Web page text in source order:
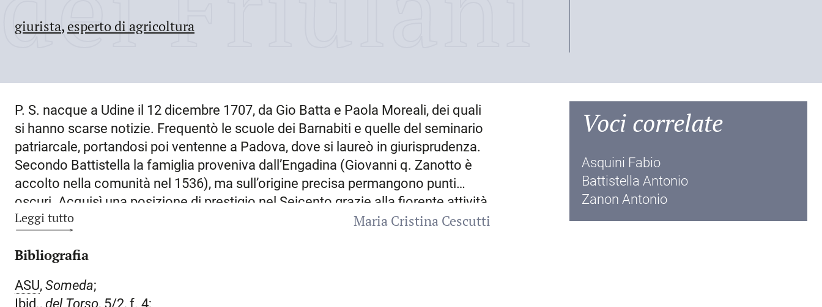
giurista, esperto di agricoltura
P. S. nacque a Udine il 12 dicembre 1707, da Gio Batta e Paola Moreali, dei quali
si hanno scarse notizie. Frequentò le scuole dei Barnabiti e quelle del seminario
patriarcale, portandosi poi ventenne a Padova, dove si laureò in giurisprudenza.
Secondo Battistella la famiglia proveniva dall’Engadina (Giovanni q. Zanotto è
accolto nella comunità nel 1536), ma sull’origine precisa permangono punti
oscuri. Acquisì una posizione di prestigio nel Seicento grazie alla fiorente attività
commerciale (con diversi negozi e spezierie) e alle relazioni civili strette in
professioni. P. divenne infatti uno dei principali avvocati del foro udinese (dagli
difensore di istituti ecclesiastici e delle chiese metropolitane. Nel 1743 sposò
Leggi tutto
Maria Cristina Cescutti
Bibliografia
ASU, Someda;
Ibid., del Torso, 5/2, f. 4;
Voci correlate
Asquini Fabio
Battistella Antonio
Zanon Antonio